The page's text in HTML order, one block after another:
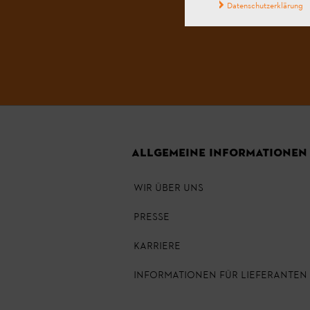
ALLGEMEINE INFORMATIONEN
WIR ÜBER UNS
PRESSE
KARRIERE
INFORMATIONEN FÜR LIEFERANTEN
Datenschutzerklärung